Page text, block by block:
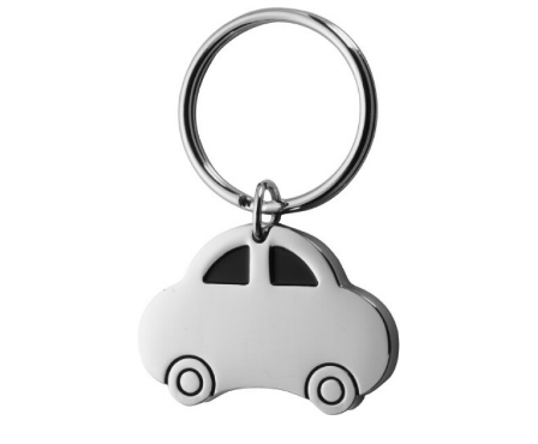
Minimale afname: 1